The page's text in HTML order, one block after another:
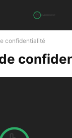
confidentialité